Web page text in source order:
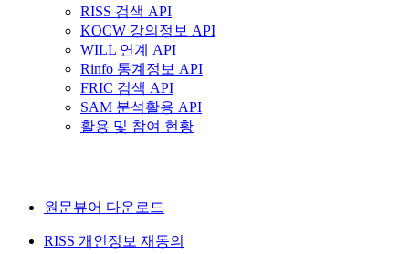
RISS 검색 API
KOCW 강의정보 API
WILL 연계 API
Rinfo 통계정보 API
FRIC 검색 API
SAM 분석활용 API
활용 및 참여 현황
원문뷰어 다운로드
RISS 개인정보 재동의